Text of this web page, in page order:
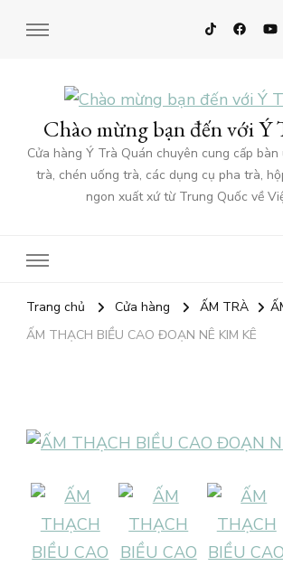
Chào mừng bạn đến với Ý
Cửa hàng Ý Trà Quán chuyên cung cấp bàn
trà, chén uống trà, các dụng cụ pha trà,
ngon xuất xứ từ Trung Quốc về
Trang chủ Cửa hàng ẤM TRÀ
ẤM THẠCH BIỀU CAO ĐOẠN NÊ KIM KÊ